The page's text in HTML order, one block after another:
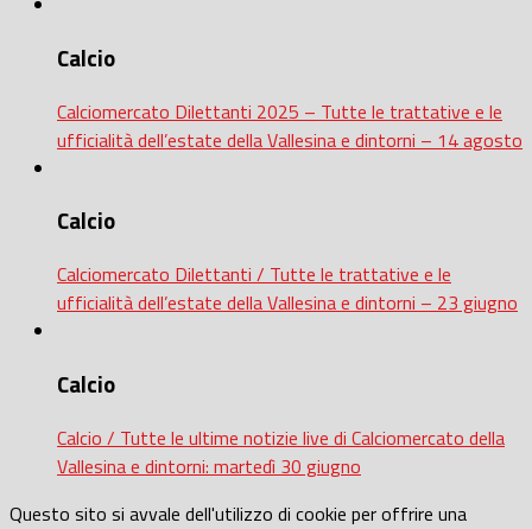
Calcio
Calciomercato Dilettanti 2025 – Tutte le trattative e le
ufficialità dell’estate della Vallesina e dintorni – 14 agosto
Calcio
Calciomercato Dilettanti / Tutte le trattative e le
ufficialità dell’estate della Vallesina e dintorni – 23 giugno
Calcio
Calcio / Tutte le ultime notizie live di Calciomercato della
Vallesina e dintorni: martedì 30 giugno
Questo sito si avvale dell'utilizzo di cookie per offrire una